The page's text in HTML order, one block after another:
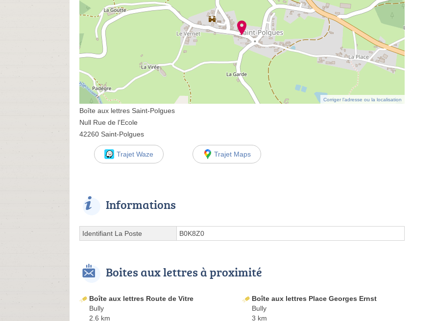
Corriger l’adresse ou la localisation
Boîte aux lettres Saint-Polgues
Null Rue de l'Ecole
42260 Saint-Polgues
Trajet Waze Trajet Maps
Informations
Identifiant La Poste B0K8Z0
Boites aux lettres à proximité
Boîte aux lettres Route de Vitre
Bully
2.6 km
Boîte aux lettres Place Georges Ernst
Bully
3 km